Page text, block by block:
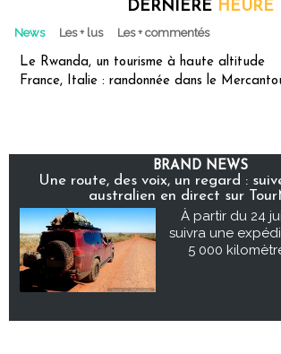
DERNIÈRE HEURE
News Les + lus Les + commentés
Le Rwanda, un tourisme à haute altitude
France, Italie : randonnée dans le
BRAND NEWS
Une route, des voix, un regard :
australien en direct sur
À partir du 24
suivra une
5 000